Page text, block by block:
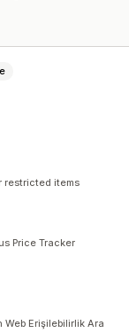
restricted items
Price Tracker
Web Erişilebilirlik Ara